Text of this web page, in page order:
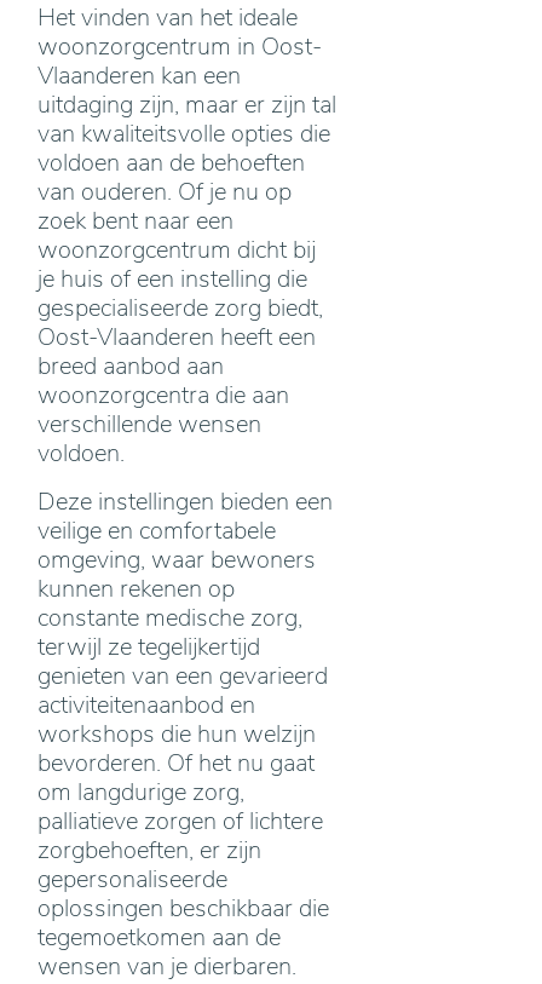
Het vinden van het ideale
woonzorgcentrum in Oost-
Vlaanderen kan een
uitdaging zijn, maar er zijn tal
van kwaliteitsvolle opties die
voldoen aan de behoeften
van ouderen. Of je nu op
zoek bent naar een
woonzorgcentrum dicht bij
je huis of een instelling die
gespecialiseerde zorg biedt,
Oost-Vlaanderen heeft een
breed aanbod aan
woonzorgcentra die aan
verschillende wensen
voldoen.
Deze instellingen bieden een
veilige en comfortabele
omgeving, waar bewoners
kunnen rekenen op
constante medische zorg,
terwijl ze tegelijkertijd
genieten van een gevarieerd
activiteitenaanbod en
workshops die hun welzijn
bevorderen. Of het nu gaat
om langdurige zorg,
palliatieve zorgen of lichtere
zorgbehoeften, er zijn
gepersonaliseerde
oplossingen beschikbaar die
tegemoetkomen aan de
wensen van je dierbaren.